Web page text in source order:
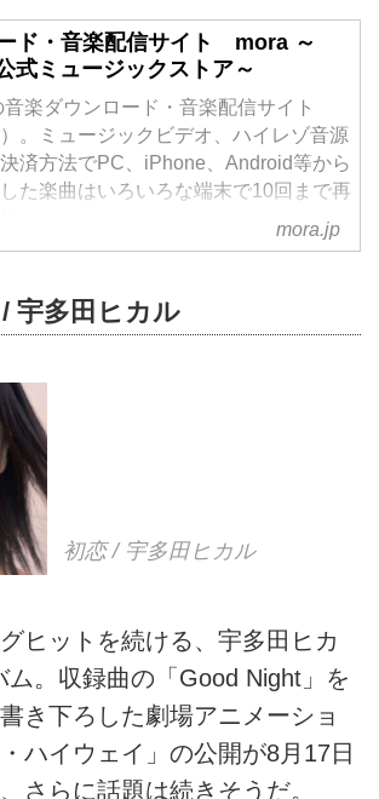
ド・音楽配信サイト mora ～
式ミュージックストア～
楽ダウンロード・音楽配信サイト
）。ミュージックビデオ、ハイレゾ音源
済方法でPC、iPhone、Android等から
た楽曲はいろいろな端末で10回まで再
mora.jp
宇多田ヒカル
初恋 / 宇多田ヒカル
ヒットを続ける、宇多田ヒカ
ム。収録曲の「Good Night」を
き下ろした劇場アニメーショ
ハイウェイ」の公開が8月17日
さらに話題は続きそうだ。